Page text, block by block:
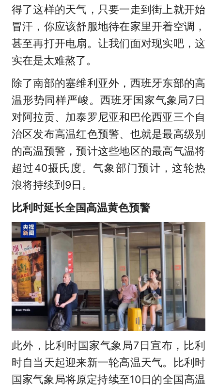
得了这样的天气，只要一走到街上就开始
冒汗，你应该舒服地待在家里开着空调，
甚至再打开电扇。让我们面对现实吧，这
实在是太难熬了。
除了南部的塞维利亚外，西班牙东部的高
温形势同样严峻。西班牙国家气象局7日
对阿拉贡、加泰罗尼亚和巴伦西亚三个自
治区发布高温红色预警、也就是最高级别
的高温预警，预计这些地区的最高气温将
超过40摄氏度。气象部门预计，这轮热
浪将持续到9日。
比利时延长全国高温黄色预警
此外，比利时国家气象局7日宣布，比利
时自当天起迎来新一轮高温天气。比利时
国家气象局将原定持续至10日的全国高温